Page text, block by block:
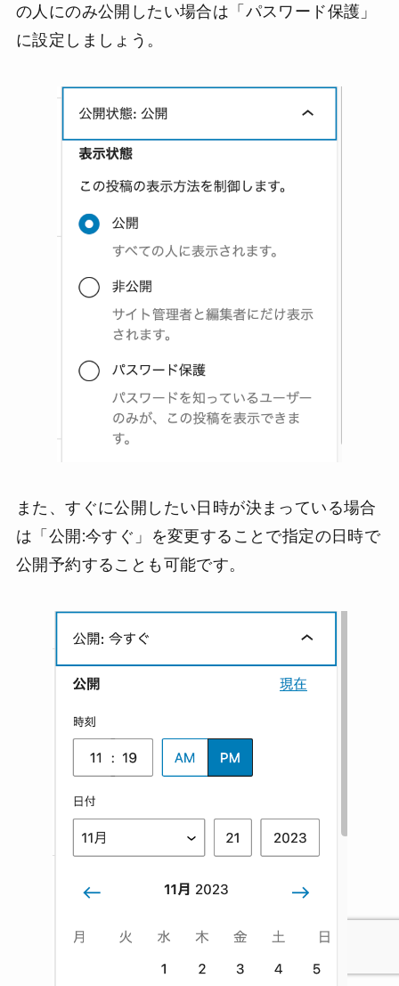
の人にのみ公開したい場合は「パスワード保護」
に設定しましょう。
また、すぐに公開したい日時が決まっている場合
は「公開:今すぐ」を変更することで指定の日時で
公開予約することも可能です。